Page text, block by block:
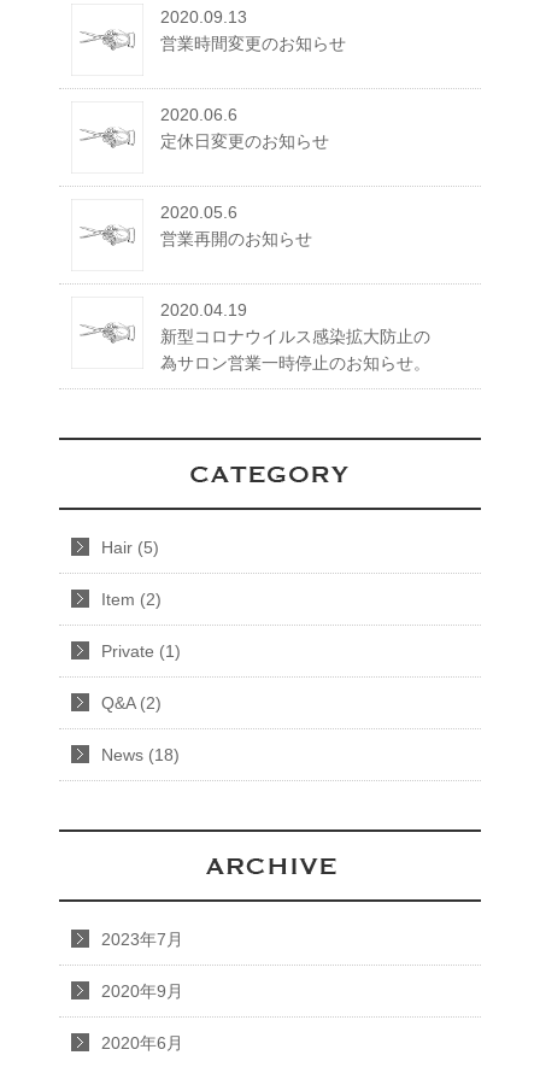
2020.09.13
営業時間変更のお知らせ
2020.06.6
定休日変更のお知らせ
2020.05.6
営業再開のお知らせ
2020.04.19
新型コロナウイルス感染拡大防止の
為サロン営業一時停止のお知らせ。
Hair (5)
Item (2)
Private (1)
Q&A (2)
News (18)
2023年7月
2020年9月
2020年6月